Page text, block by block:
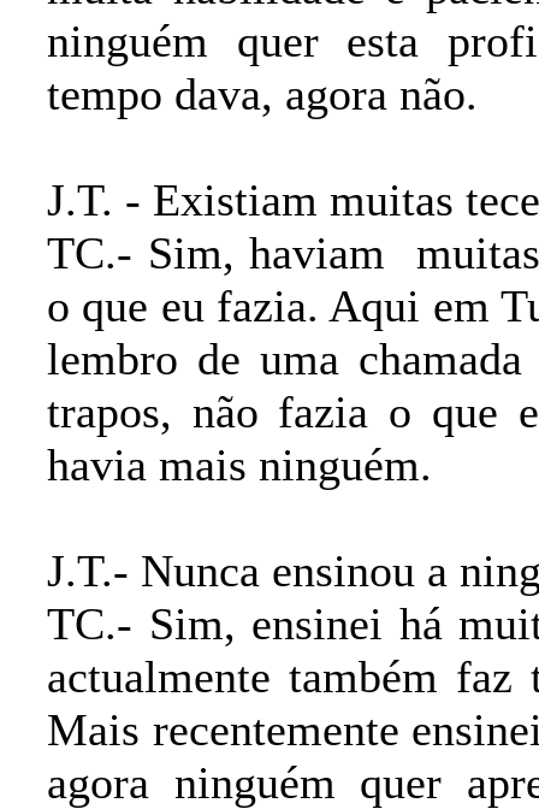
ninguém quer esta
tempo dava, agora não.
J.T. - Existiam muitas
TC.- Sim, haviam
o que eu fazia. Aqui em
lembro de uma
trapos, não fazia o que
havia mais ninguém.
J.T.- Nunca ensinou a
TC.- Sim, ensinei há
actualmente também faz
Mais recentemente
agora ninguém quer